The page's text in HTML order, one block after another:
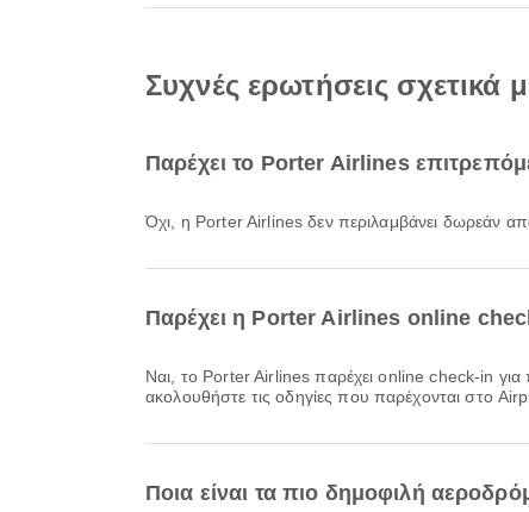
Συχνές ερωτήσεις
Παρέχει το Porter Airlines
Όχι, η Porter Airlines δεν περιλαμβάνει δωρεάν
Παρέχει η Porter Airlines online
Ναι, το Porter Airlines παρέχει online check-in για πτήσεις από Hamilton, επιτρέποντάς σας να κάνετε άνετο check-in για την πτήση σας μέσω της πλατφόρμας μας. Απλώς
ακολουθήστε τις οδηγίες που παρέχονται στο
Ποια είναι τα πιο δημοφιλή